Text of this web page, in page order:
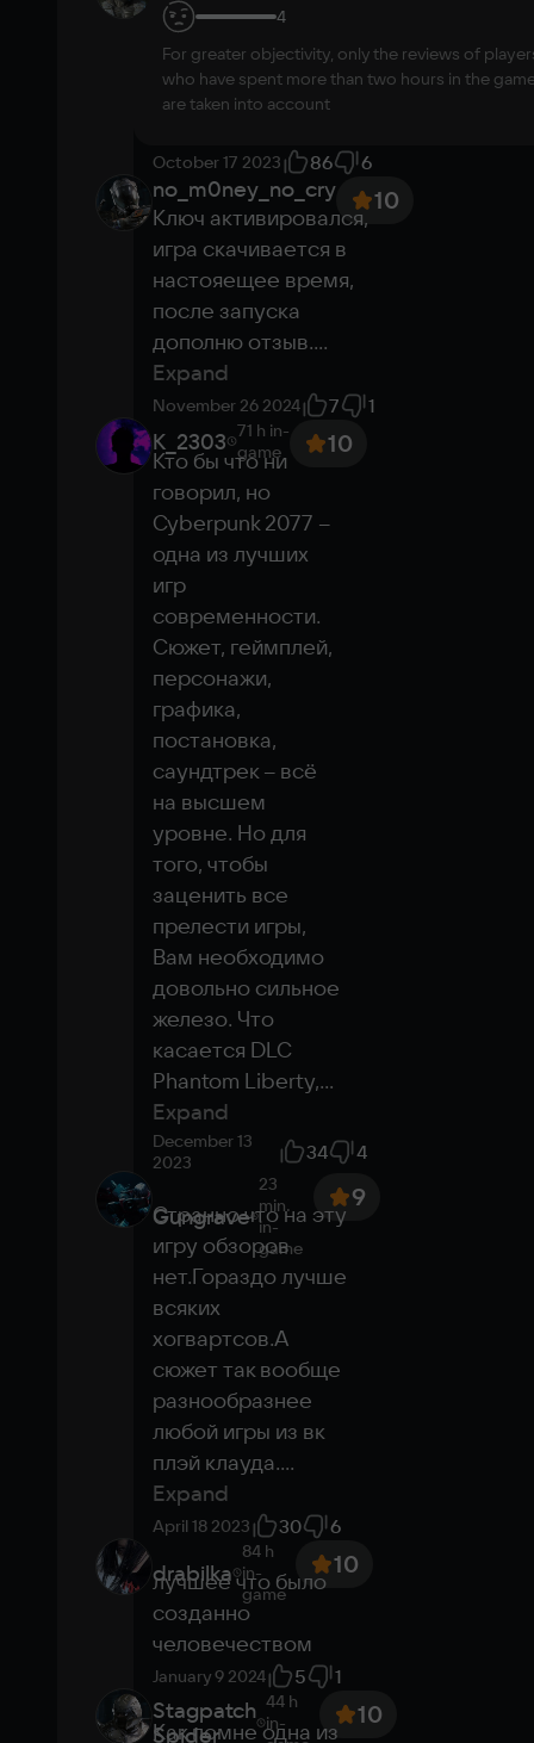
Windows 10
Processor
Core i7—12700 or Ryzen 7 7800X3D
Memory
Video card
GeForce RTX 2060 SUPER or Radeon RX
5700 XT or Arc A770
To run in the cloud
Hi-speed internet
Purchased game
No need to download
Ultra settings
Play in the cloud
Prince
game
после авторизации
пишет что не
доустпно в вашей
October 17 2023 86 6
no_m0ney_no_cry 10
Ключ активировался,
игра скачивается в
настояещее время,
после запуска
дополню отзыв....
Expand
November 26 2024 7 1
K_2303 71 h in-
game
10
Кто бы что ни
говорил, но
Cyberpunk 2077 –
одна из лучших
игр
современности.
Сюжет, геймплей,
персонажи,
графика,
постановка,
саундтрек – всё
на высшем
уровне. Но для
того, чтобы
заценить все
прелести игры,
Вам необходимо
довольно сильное
железо. Что
касается DLC
Phantom Liberty,...
Expand
December 13
2023
34 4
Gungrave
23
min.
in-
game
9
Странно что на эту
игру обзоров
нет.Гораздо лучше
всяких
хогвартсов.А
сюжет так вообще
разнообразнее
любой игры из вк
плэй клауда....
Expand
April 18 2023 30 6
drabilka
84 h
in-
game
10
лучшее что было
созданно
человечеством
January 9 2024 5 1
Stagpatch
Spider
44 h
in-
10
Как помне одна из
4
For greater objectivity, only the reviews of
who have spent more than two hours in the
are taken into account